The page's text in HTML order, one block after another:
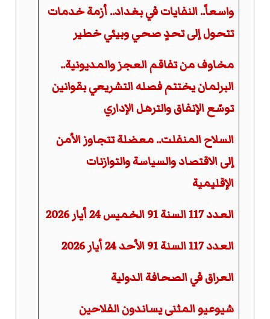
واسعاً.. النفايات في بغداد.. أزمة خدمات
تتحول إلى تحدٍ صحي وبيئي خطير
مخاوف من تفاقم العجز والمديونية..
البرلمان يختتم فصله التشريعي بقوانين
توسّع الإنفاق والترهل الإداري
السلاح المنفلت.. معضلة تتجاوز الأمن
إلى الاقتصاد والسياسة والتوازنات
الإقليمية
العدد 117 السنة 91 الخميس 24 أيار 2026
العدد 117 السنة 91 الأحد 24 أيار 2026
العراق في الصحافة الدولية
شيوعيو المثنى يساندون الفلاحين